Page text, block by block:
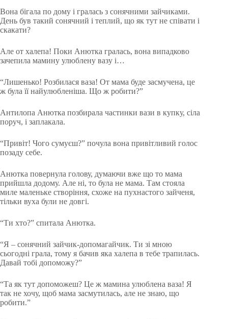
Вона бігала по дому і гралась з сонячними зайчиками.
День був такий сонячний і теплий, що як тут не співати і
скакати?
Але от халепа! Поки Анютка гралась, вона випадково
зачепила мамину улюблену вазу і…
“Лишенько! Розбилася ваза! От мама буде засмучена, це
ж була її найулюбленіша. Що ж робити?”
Антилопа Анютка позбирала частинки вази в купку, сіла
поруч, і заплакала.
“Привіт! Чого сумуєш?” почула вона привітливий голос
позаду себе.
Анютка повернула голову, думаючи вже що то мама
прийшла додому. Але ні, то була не мама. Там стояла
миле маленьке створіння, схоже на пухнастого зайченя,
тільки вуха були не довгі.
“Ти хто?” спитала Анютка.
“Я – сонячний зайчик-допомагайчик. Ти зі мною
сьогодні грала, тому я бачив яка халепа в тебе трапилась.
Давай тобі допоможу?”
“Та як тут допоможеш? Це ж мамина улюблена ваза! Я
так не хочу, щоб мама засмутилась, але не знаю, що
робити.”